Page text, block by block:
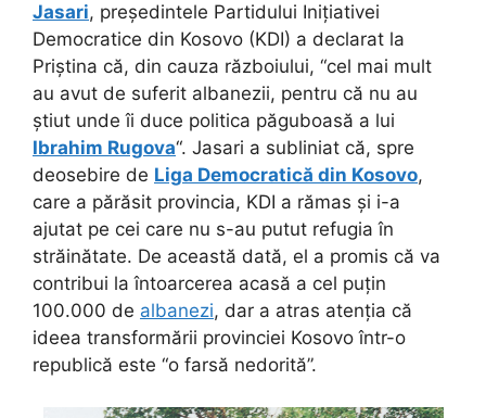
Jasari, președintele Partidului Inițiativei
Democratice din Kosovo (KDI) a declarat la
Priștina că, din cauza războiului, “cel mai mult
au avut de suferit albanezii, pentru că nu au
știut unde îi duce politica păguboasă a lui
Ibrahim Rugova“. Jasari a subliniat că, spre
deosebire de Liga Democratică din Kosovo,
care a părăsit provincia, KDI a rămas și i-a
ajutat pe cei care nu s-au putut refugia în
străinătate. De această dată, el a promis că va
contribui la întoarcerea acasă a cel puțin
100.000 de albanezi, dar a atras atenția că
ideea transformării provinciei Kosovo într-o
republică este “o farsă nedorită”.